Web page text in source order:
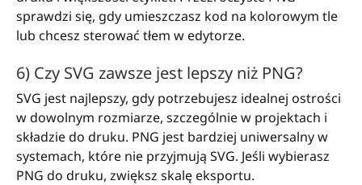
sprawdzi się, gdy umieszczasz kod na kolorowym tle
lub chcesz sterować tłem w edytorze.
6) Czy SVG zawsze jest lepszy niż PNG?
SVG jest najlepszy, gdy potrzebujesz idealnej ostrości
w dowolnym rozmiarze, szczególnie w projektach i
składzie do druku. PNG jest bardziej uniwersalny w
systemach, które nie przyjmują SVG. Jeśli wybierasz
PNG do druku, zwiększ skalę eksportu.